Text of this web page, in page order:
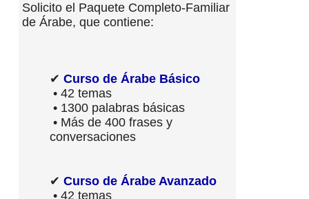
Solicito el Paquete Completo-Familiar
de Árabe, que contiene:
✔ Curso de Árabe Básico
• 42 temas
• 1300 palabras básicas
• Más de 400 frases y
conversaciones
✔ Curso de Árabe Avanzado
• 42 temas